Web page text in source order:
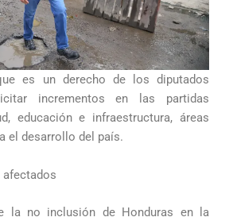
es un derecho de los diputados
incrementos en las partidas
educación e infraestructura, áreas
el desarrollo del país.
la no inclusión de Honduras en la